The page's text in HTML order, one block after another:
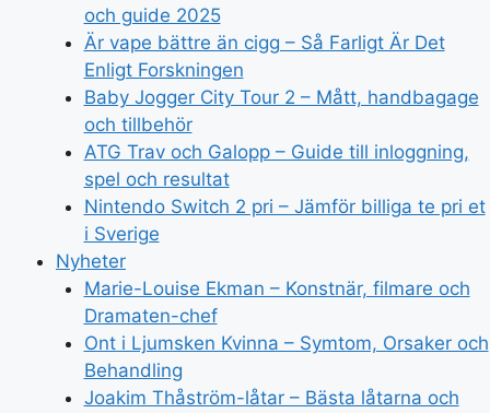
och guide 2025
Är vape bättre än cigg – Så Farligt Är Det
Enligt Forskningen
Baby Jogger City Tour 2 – Mått, handbagage
och tillbehör
ATG Trav och Galopp – Guide till inloggning,
spel och resultat
Nintendo Switch 2 pri – Jämför billiga te pri et
i Sverige
Nyheter
Marie-Louise Ekman – Konstnär, filmare och
Dramaten-chef
Ont i Ljumsken Kvinna – Symtom, Orsaker och
Behandling
Joakim Thåström-låtar – Bästa låtarna och